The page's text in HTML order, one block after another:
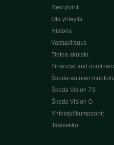
Rekrytointi
Ota yhteyttä
Historia
Vastuullisuus
Tietoa akuista
Financial and
Škoda-autojen muotoilu
Škoda Vision 7S
Škoda Vision O
Yhteistyökumppanit
Jääkiekko